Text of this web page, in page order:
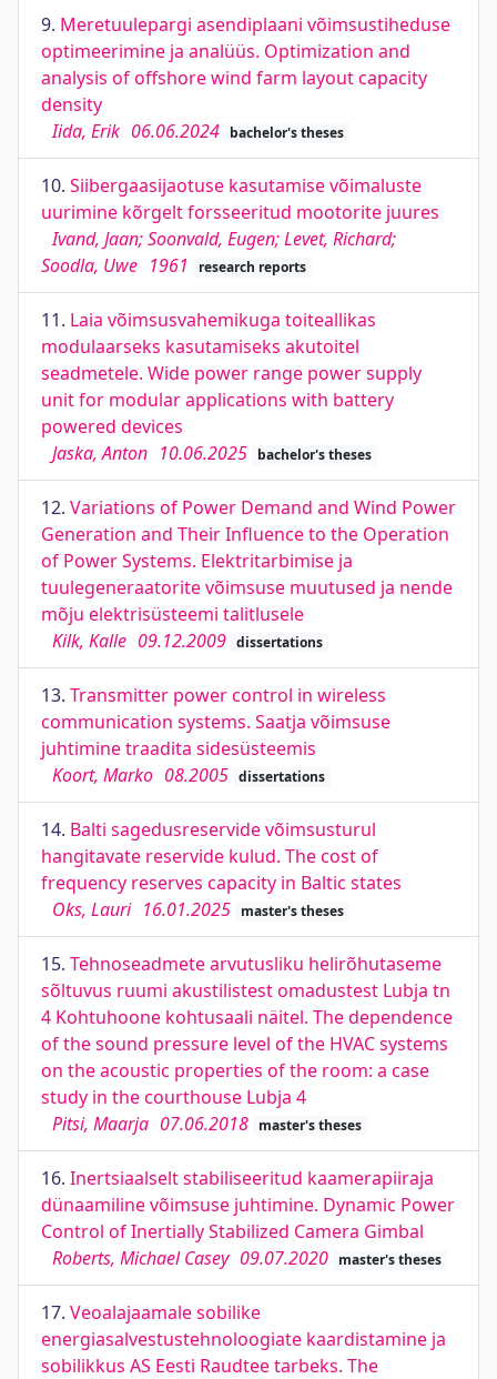
9. Meretuulepargi asendiplaani võimsustiheduse
optimeerimine ja analüüs. Optimization and
analysis of offshore wind farm layout capacity
density
Iida, Erik 06.06.2024 bachelor's theses
10. Siibergaasijaotuse kasutamise võimaluste
uurimine kõrgelt forsseeritud mootorite juures
Ivand, Jaan; Soonvald, Eugen; Levet, Richard;
Soodla, Uwe 1961 research reports
11. Laia võimsusvahemikuga toiteallikas
modulaarseks kasutamiseks akutoitel
seadmetele. Wide power range power supply
unit for modular applications with battery
powered devices
Jaska, Anton 10.06.2025 bachelor's theses
12. Variations of Power Demand and Wind Power
Generation and Their Influence to the Operation
of Power Systems. Elektritarbimise ja
tuulegeneraatorite võimsuse muutused ja nende
mõju elektrisüsteemi talitlusele
Kilk, Kalle 09.12.2009 dissertations
13. Transmitter power control in wireless
communication systems. Saatja võimsuse
juhtimine traadita sidesüsteemis
Koort, Marko 08.2005 dissertations
14. Balti sagedusreservide võimsusturul
hangitavate reservide kulud. The cost of
frequency reserves capacity in Baltic states
Oks, Lauri 16.01.2025 master's theses
15. Tehnoseadmete arvutusliku helirõhutaseme
sõltuvus ruumi akustilistest omadustest Lubja tn
4 Kohtuhoone kohtusaali näitel. The dependence
of the sound pressure level of the HVAC systems
on the acoustic properties of the room: a case
study in the courthouse Lubja 4
Pitsi, Maarja 07.06.2018 master's theses
16. Inertsiaalselt stabiliseeritud kaamerapiiraja
dünaamiline võimsuse juhtimine. Dynamic Power
Control of Inertially Stabilized Camera Gimbal
Roberts, Michael Casey 09.07.2020 master's theses
17. Veoalajaamale sobilike
energiasalvestustehnoloogiate kaardistamine ja
sobilikkus AS Eesti Raudtee tarbeks. The